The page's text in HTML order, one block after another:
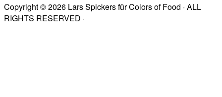
Copyright © 2026 Lars Spickers für Colors of Food · ALL
RIGHTS RESERVED ·